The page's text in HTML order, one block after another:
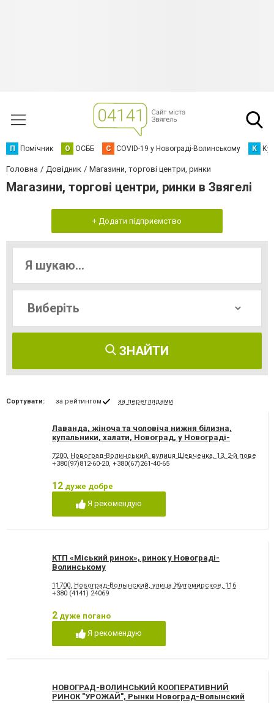
П Помічник О ОСББ C COVID-19 у Новограді-Волинському К
Головна Довідник Магазини, торгові центри, ринки
Магазини, торгові центри, ринки в Звягелі
+ Додати підприємство
ЗНАЙТИ
Сортувати: за рейтингом за переглядами
Лаванда, жіноча та чоловіча нижня білизна,
купальники, халати, Новоград, у Новограді-
7200, Новоград-Волинський, вулиця Шевченка, 13, 2-й поверх
+380(97)812-60-20, +380(67)261-40-65
12 дуже добре
Я рекомендую
КТП «Міський ринок», ринок у Новограді-
Волинському
11700, Новоград-Волынский, улица Житомирское, 116
+380 (4141) 24069
2 дуже погано
Я рекомендую
НОВОГРАД-ВОЛИНСЬКИЙ КООПЕРАТИВНИЙ
РИНОК "УРОЖАЙ", Рынки Новоград-Волынский